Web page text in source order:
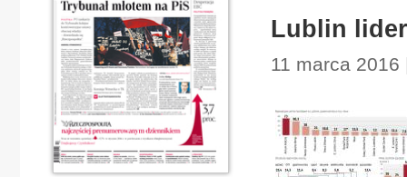
Lublin
11 marca